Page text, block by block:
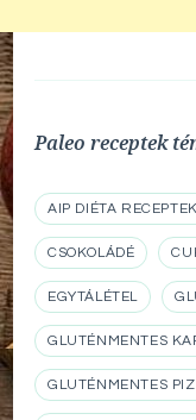
Paleo receptek
AIP DIÉTA RECEPTEK
CSOKOLÁDÉ
EGYTÁLÉTEL
GLUTÉNMENTES
GLUTÉNMENTES